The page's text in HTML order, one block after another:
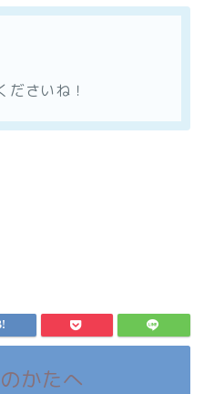
さいね！
かたへ